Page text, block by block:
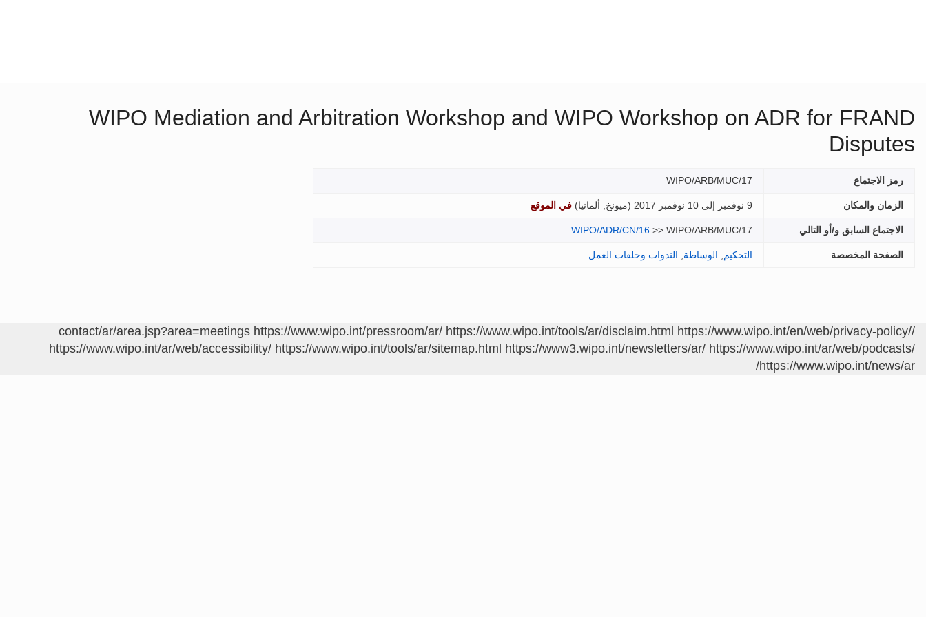
WIPO Mediation and Arbitration Workshop and WIPO Workshop on ADR for FRAND
Disputes
رمز الاجتماع WIPO/ARB/MUC/17
الزمان والمكان 9 نوفمبر إلى 10 نوفمبر 2017 ( ميونخ, ألمانيا) في الموقع
الاجتماع السابق و/أو التالي WIPO/ADR/CN/16 >> WIPO/ARB/MUC/17
الصفحة المخصصة التحكيم الوساطة الندوات وحلقات العمل
/contact/ar/area.jsp?area=meetings
https://www.wipo.int/pressroom/ar/ https://www.wipo.int/tools/ar/disclaim.html https://www.wipo.int/en/web/privacy-policy/
https://www.wipo.int/ar/web/accessibility/ https://www.wipo.int/tools/ar/sitemap.html https://www3.wipo.int/newsletters/ar/ https://www.wipo.int/ar/web/podcasts/
https://www.wipo.int/news/ar/